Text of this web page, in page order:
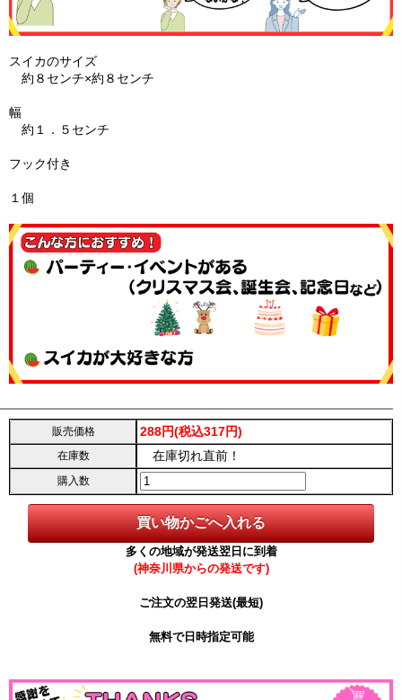
スイカのサイズ
約８センチ×約８センチ
幅
約１．５センチ
フック付き
１個
販売価格 288円(税込317円)
在庫数 在庫切れ直前！
購入数
多くの地域が発送翌日に到着
(神奈川県からの発送です)
ご注文の翌日発送(最短)
無料で日時指定可能